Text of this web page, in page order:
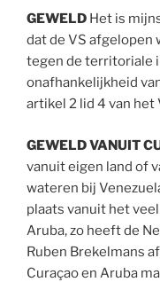
GEWELD Het is
dat de VS afgelopen
tegen de territoriale
onafhankelijkheid
artikel 2 lid 4 van
GEWELD VANUIT
vanuit eigen land of
wateren bij
plaats vanuit het
Aruba, zo heeft de
Ruben Brekelmans
Curaçao en Aruba